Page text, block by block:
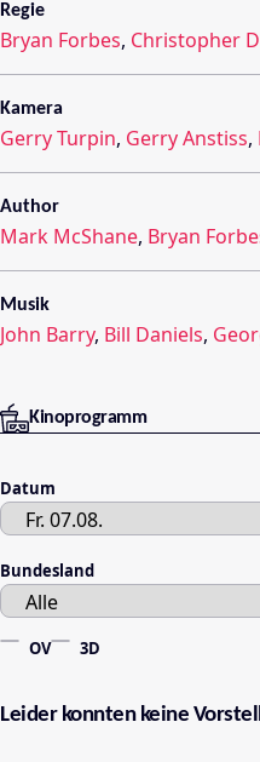
Regie
Bryan Forbes, Christopher
Kamera
Gerry Turpin, Gerry Anstiss,
Author
Mark McShane, Bryan
Musik
John Barry, Bill Daniels,
Kinoprogramm
Datum
Bundesland
OV 3D
Leider konnten keine